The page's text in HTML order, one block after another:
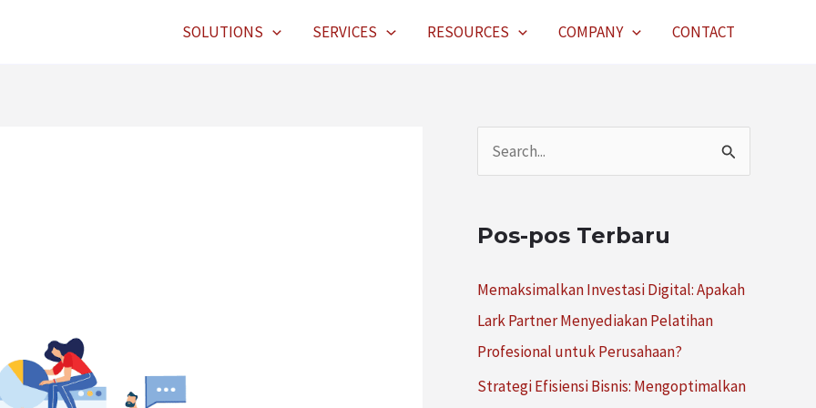
SOLUTIONS SERVICES RESOURCES COMPANY CONTACT
i
u
n
t
Pos-pos Terbaru
Memaksimalkan Investasi Digital: Apakah
Lark Partner Menyediakan Pelatihan
Profesional untuk Perusahaan?
Strategi Efisiensi Bisnis: Mengoptimalkan